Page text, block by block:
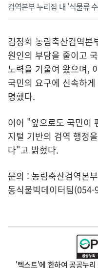
검역본부 누리집 내 '식물류
김정희 농림축산검역본
원인의 부담을 줄이고
노력을 기울여 왔으며,
국민의 요구에 신속하
명했다.
이어 "앞으로도 국민이
지털 기반의 검역 행정
다"고 밝혔다.
문의 : 농림축산검역본
동식물빅데이터팀
'텍스트'에 한하여 공공누